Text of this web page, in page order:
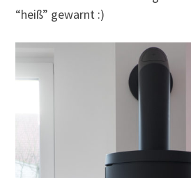
“heiß” gewarnt :)